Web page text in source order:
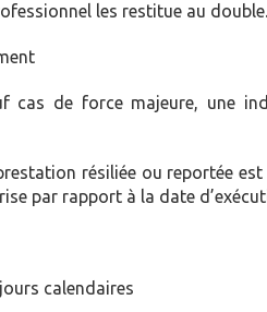
les restitue au double.
de force majeure, une
résiliée ou reportée
par rapport à la date
calendaires